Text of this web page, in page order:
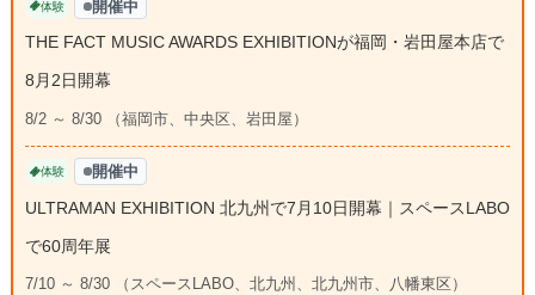
体験 開催中
THE FACT MUSIC AWARDS EXHIBITIONが福岡・岩田屋本店で
8月2日開幕
8/2 ～ 8/30 （福岡市、中央区、岩田屋）
体験 開催中
ULTRAMAN EXHIBITION 北九州で7月10日開幕｜スペースLABO
で60周年展
7/10 ～ 8/30 （スペースLABO、北九州、北九州市、八幡東区）